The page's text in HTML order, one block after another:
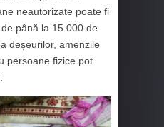
neautorizate poate fi
până la 15.000 de
deșeurilor, amenzile
persoane fizice pot